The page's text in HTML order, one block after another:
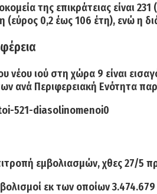
της επικράτειας είναι231
0,2 έως 106 έτη), ενώ η
ιού στη χώρα 9 είναι
ανά Περιφερειακή Ενότητα
εμβολιασμών, χθες27/5
εκ των οποίων3.474.679